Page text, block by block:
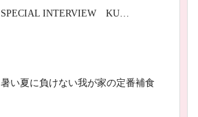
SPECIAL INTERVIEW KU…
暑い夏に負けない我が家の定番補食